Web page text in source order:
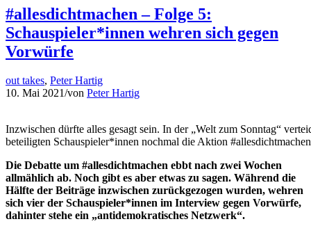
#allesdichtmachen – Folge 5:
Schauspieler*innen wehren sich gegen
Vorwürfe
out takes, Peter Hartig
10. Mai 2021/von Peter Hartig
Inzwischen dürfte alles gesagt sein. In der „Welt zum Sonntag“
beteiligten Schauspieler*innen nochmal die Aktion
Die Debatte um #allesdichtmachen ebbt nach zwei Wochen
allmählich ab. Noch gibt es aber etwas zu sagen. Während die
Hälfte der Beiträge inzwischen zurückgezogen wurden, wehren
sich vier der Schauspieler*innen im Interview gegen Vorwürfe,
dahinter stehe ein „antidemokratisches Netzwerk“.